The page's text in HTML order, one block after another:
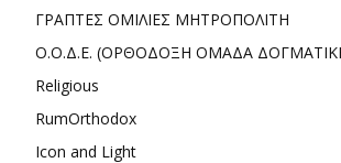
ΓΡΑΠΤΕΣ ΟΜΙΛΙΕΣ ΜΗΤΡΟΠΟΛΙΤΗ
Ο.Ο.Δ.Ε. (ΟΡΘΟΔΟΞΗ ΟΜΑΔΑ
Religious
RumOrthodox
Icon and Light